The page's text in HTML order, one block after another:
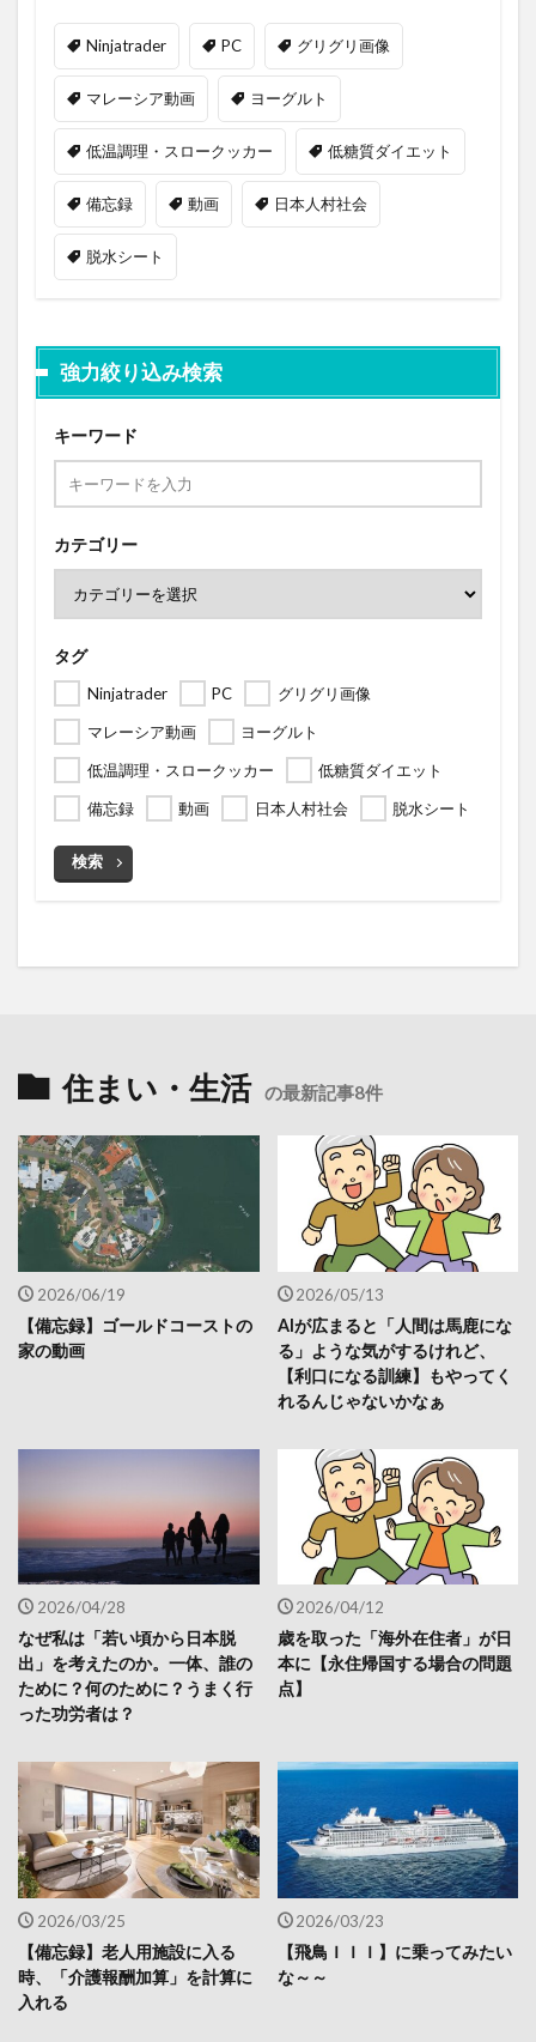
Ninjatrader PC グリグリ画像
マレーシア動画 ヨーグルト
低温調理・スロークッカー 低糖質ダイエット
備忘録 動画 日本人村社会
脱水シート
強力絞り込み検索
キーワード
カテゴリー
タグ
Ninjatrader PC
グリグリ画像
マレーシア動画
ヨーグルト
低温調理・スロークッカー
低糖質ダイエット
備忘録
動画 日本人村社会 脱水シート
検索
住まい・生活 の最新記事8件
2026/06/19
【備忘録】ゴールドコーストの
家の動画
2026/05/13
AIが広まると「人間は馬鹿にな
る」ような気がするけれど、
【利口になる訓練】もやってく
れるんじゃないかなぁ
2026/04/28
なぜ私は「若い頃から日本脱
出」を考えたのか。一体、誰の
ために？何のために？うまく行
った功労者は？
2026/04/12
歳を取った「海外在住者」が日
本に【永住帰国する場合の問題
点】
2026/03/25
【備忘録】老人用施設に入る
時、「介護報酬加算」を計算に
入れる
2026/03/23
【飛鳥ＩＩＩ】に乗ってみたい
な～～